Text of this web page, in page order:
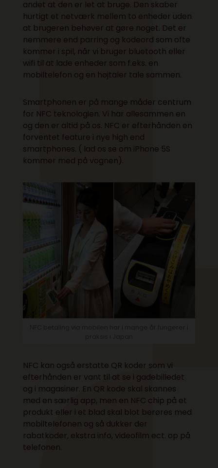
andet at den er let at bruge. Den skaber
hurtigt et netværk mellem to enheder uden
at brugeren behøver at gøre noget. Det er
nemmere end parring og kodeord som ofte
kommer i spil, når vi bruger bluetooth eller
wifi til at lade enheder som f.eks. en
mobiltelefon og en højtaler tale sammen.
Smartphonen er på mange måder centrum
for NFC teknologien. Vi har allesammen en
og den er altid på os. NFC er efterhånden en
forventet feature i nye high end
smartphones. ( lad os se om iPhone 5S
kommer med på vognen).
NFC kan også erstatte QR koder som vi
efterhånden er vant til at se i gadebilledet
og i magasiner. En QR kode skal skannes
med en særlig app, men en NFC chip på et
produkt eller i et blad skal blot berøres med
mobiltelefonen og så dukker der
rabatkoder, ekstra info, videofilm ect. op på
telefonen.